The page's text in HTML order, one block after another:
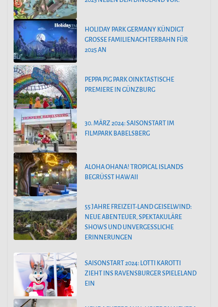
HOLIDAY PARK GERMANY KÜNDIGT
GROSSE FAMILIENACHTERBAHN FÜR 2
025 AN
PEPPA PIG PARK OINKTASTISCHE
PREMIERE IN GÜNZBURG
30. MÄRZ 2024: SAISONSTART IM
FILMPARK BABELSBERG
ALOHA OHANA! TROPICAL ISLANDS
BEGRÜSST HAWAII
55 JAHRE FREIZEIT-LAND GEISELWIND:
NEUE ABENTEUER, SPEKTAKULÄRE
SHOWS UND UNVERGESSLICHE
ERINNERUNGEN
SAISONSTART 2024: LOTTI KAROTTI
ZIEHT INS RAVENSBURGER SPIELELAND
EIN